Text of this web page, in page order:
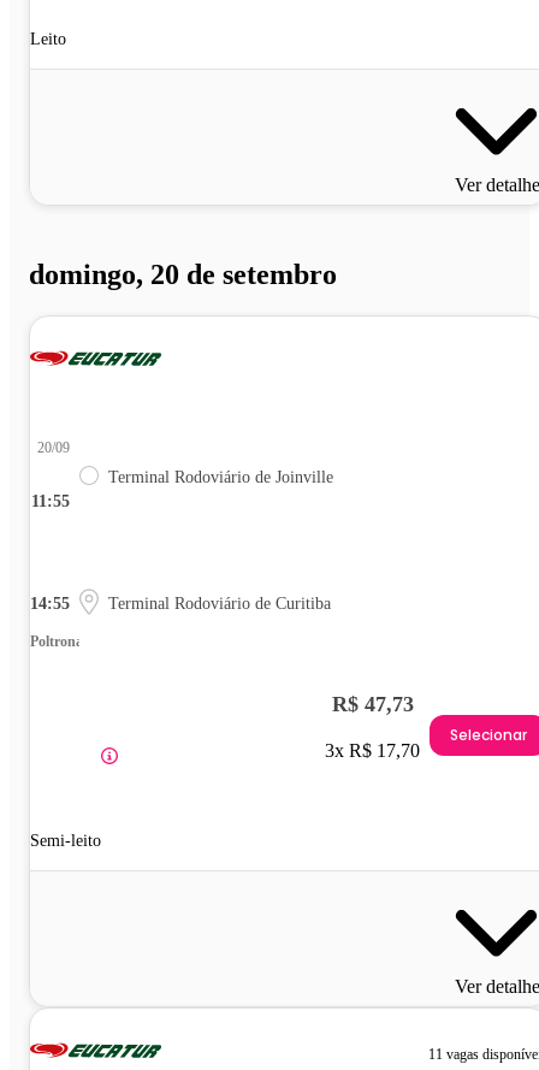
Leito
Ver
domingo, 20 de setembro
11:55
20/09
Terminal Rodoviário de Joinville
14:55 Terminal Rodoviário de Curitiba
Poltrona
Semi-leito
R$ 47,73
3x R$ 17,70
Selecionar
Ver
11 vagas